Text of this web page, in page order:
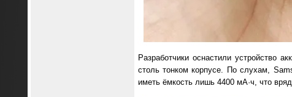
Разработчики оснастили устройство
столь тонком корпусе. По слухам,
иметь ёмкость лишь 4400 мА·ч, что